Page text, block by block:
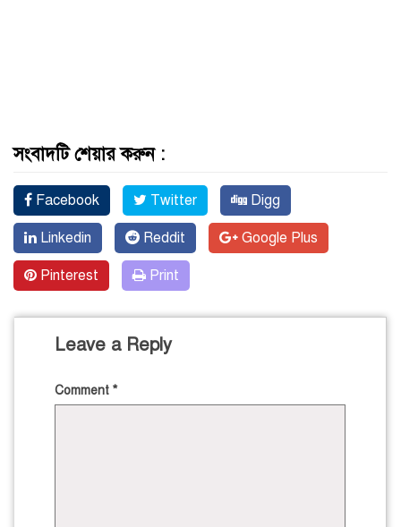
সংবাদটি শেয়ার করুন :
Facebook Twitter Digg
Linkedin Reddit Google Plus
Pinterest Print
Leave a Reply
Comment *